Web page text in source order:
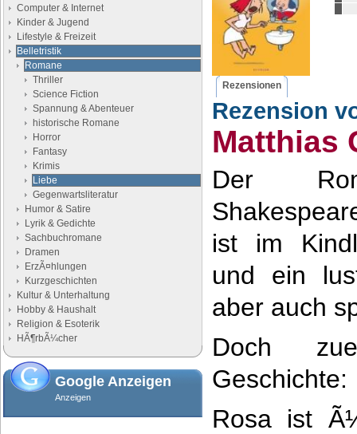
Computer & Internet
Kinder & Jugend
Lifestyle & Freizeit
Belletristik
Romane
Thriller
Science Fiction
Spannung & Abenteuer
historische Romane
Horror
Fantasy
Krimis
Liebe
Gegenwartsliteratur
Humor & Satire
Lyrik & Gedichte
Sachbuchromane
Dramen
ErzÃ¤hlungen
Kurzgeschichten
Kultur & Unterhaltung
Hobby & Haushalt
Religion & Esoterik
HÃ¶rbÃ¼cher
Google Anzeigen
Anzeigen
Rezensionen
Rezension
Matthias
Der
ist im
und ein
aber auch
Doch
Geschichte:
Rosa ist